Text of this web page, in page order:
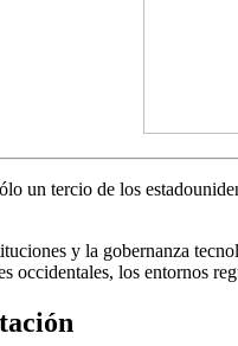
un tercio de los
y la gobernanza
occidentales, los entornos